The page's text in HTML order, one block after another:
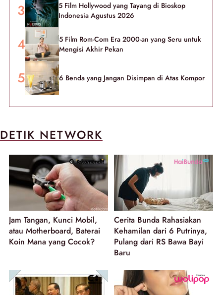
5 Film Hollywood yang Tayang di Bioskop
Indonesia Agustus 2026
5 Film Rom-Com Era 2000-an yang Seru untuk
Mengisi Akhir Pekan
6 Benda yang Jangan Disimpan di Atas Kompor
DETIK NETWORK
Jam Tangan, Kunci Mobil,
atau Motherboard, Baterai
Koin Mana yang Cocok?
Cerita Bunda Rahasiakan
Kehamilan dari 6 Putrinya,
Pulang dari RS Bawa Bayi
Baru